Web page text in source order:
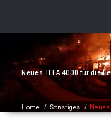
Neues TLFA 4000 für die
Home / Sonstiges /